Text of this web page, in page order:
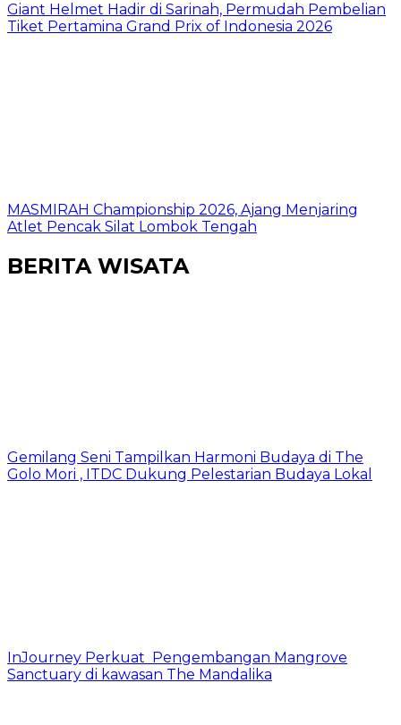
Giant Helmet Hadir di Sarinah, Permudah Pembelian
Tiket Pertamina Grand Prix of Indonesia 2026
MASMIRAH Championship 2026, Ajang Menjaring
Atlet Pencak Silat Lombok Tengah
BERITA WISATA
Gemilang Seni Tampilkan Harmoni Budaya di The
Golo Mori , ITDC Dukung Pelestarian Budaya Lokal
InJourney Perkuat Pengembangan Mangrove
Sanctuary di kawasan The Mandalika